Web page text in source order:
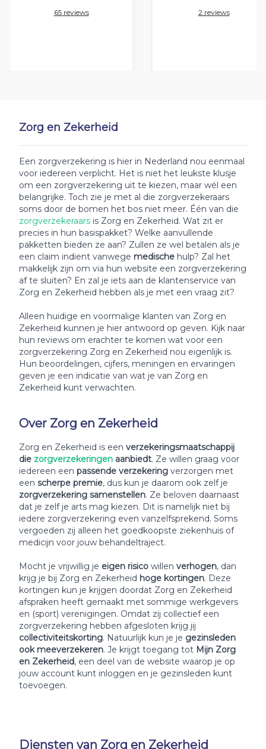
Zorg en Zekerheid
Een zorgverzekering is hier in Nederland nou eenmaal
voor iedereen verplicht. Het is niet het leukste klusje
om een zorgverzekering uit te kiezen, maar wél een
belangrijke. Toch zie je met al die zorgverzekeraars
soms door de bomen het bos niet meer. Één van die
zorgverzekeraars is Zorg en Zekerheid. Wat zit er
precies in hun basispakket? Welke aanvullende
pakketten bieden ze aan? Zullen ze wel betalen als je
een claim indient vanwege medische hulp? Zal het
makkelijk zijn om via hun website een zorgverzekering
af te sluiten? En zal je iets aan de klantenservice van
Zorg en Zekerheid hebben als je met een vraag zit?
Alleen huidige en voormalige klanten van Zorg en
Zekerheid kunnen je hier antwoord op geven. Kijk naar
hun reviews om erachter te komen wat voor een
zorgverzekering Zorg en Zekerheid nou eigenlijk is.
Hun beoordelingen, cijfers, meningen en ervaringen
geven je een indicatie van wat je van Zorg en
Zekerheid kunt verwachten.
Over Zorg en Zekerheid
Zorg en Zekerheid is een verzekeringsmaatschappij
die zorgverzekeringen aanbiedt. Ze willen graag voor
iedereen een passende verzekering verzorgen met
een scherpe premie, dus kun je daarom ook zelf je
zorgverzekering samenstellen. Ze beloven daarnaast
dat je zelf je arts mag kiezen. Dit is namelijk niet bij
iedere zorgverzekering even vanzelfsprekend. Soms
vergoeden zij alleen het goedkoopste ziekenhuis of
medicijn voor jouw behandeltraject.
Mocht je vrijwillig je eigen risico willen verhogen, dan
krijg je bij Zorg en Zekerheid hoge kortingen. Deze
kortingen kun je krijgen doordat Zorg en Zekerheid
afspraken heeft gemaakt met sommige werkgevers
en (sport) verenigingen. Omdat zij collectief een
zorgverzekering hebben afgesloten krijg jij
collectiviteitskorting. Natuurlijk kun je je gezinsleden
ook meeverzekeren. Je krijgt toegang tot Mijn Zorg
en Zekerheid, een deel van de website waarop je op
jouw account kunt inloggen en je gezinsleden kunt
toevoegen.
Diensten van Zorg en Zekerheid
65 reviews 2 reviews